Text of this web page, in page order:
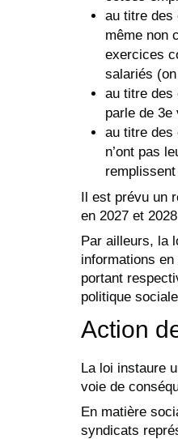
au titre des
même non
exercices
salariés
au titre des
parle de 3e
au titre des
n’ont pas
Il est prévu un
en 2027 et
Par ailleurs, la
informations
portant
politique
Action
La loi instaure
voie de
En matière
syndicats